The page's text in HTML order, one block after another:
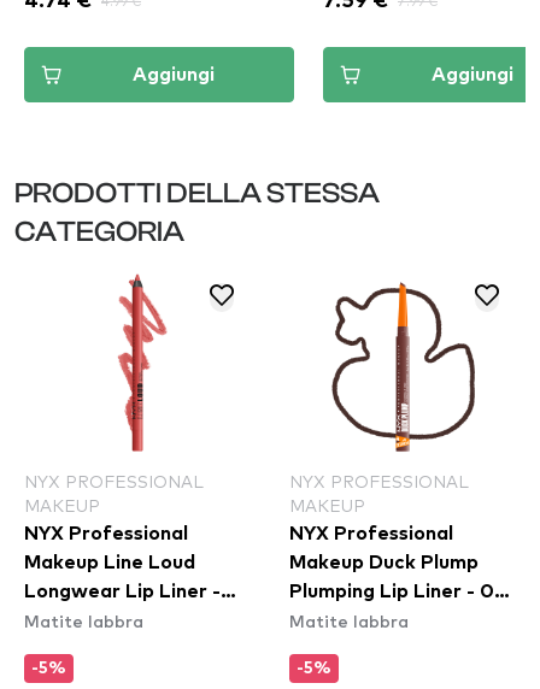
Aggiungi Aggiungi
PRODOTTI DELLA STESSA
CATEGORIA
NYX PROFESSIONAL
MAKEUP
NYX Professional
Makeup Line Loud
Longwear Lip Liner -
Rebel Red (LLLP11)
Matite labbra
-5%
NYX PROFESSIONAL
MAKEUP
NYX Professional
Makeup Duck Plump
Plumping Lip Liner - 08
Dash Of Cocoa
Matite labbra
-5%